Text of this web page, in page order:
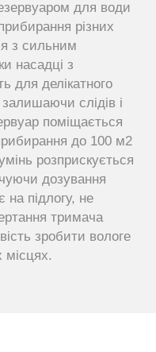
для води
різних
з сильним
насадці з
для делікатного
слідів і
поміщається
до 100 м2
розприскується
дозування
на підлогу, не
тримача
зробити вологе
місцях.